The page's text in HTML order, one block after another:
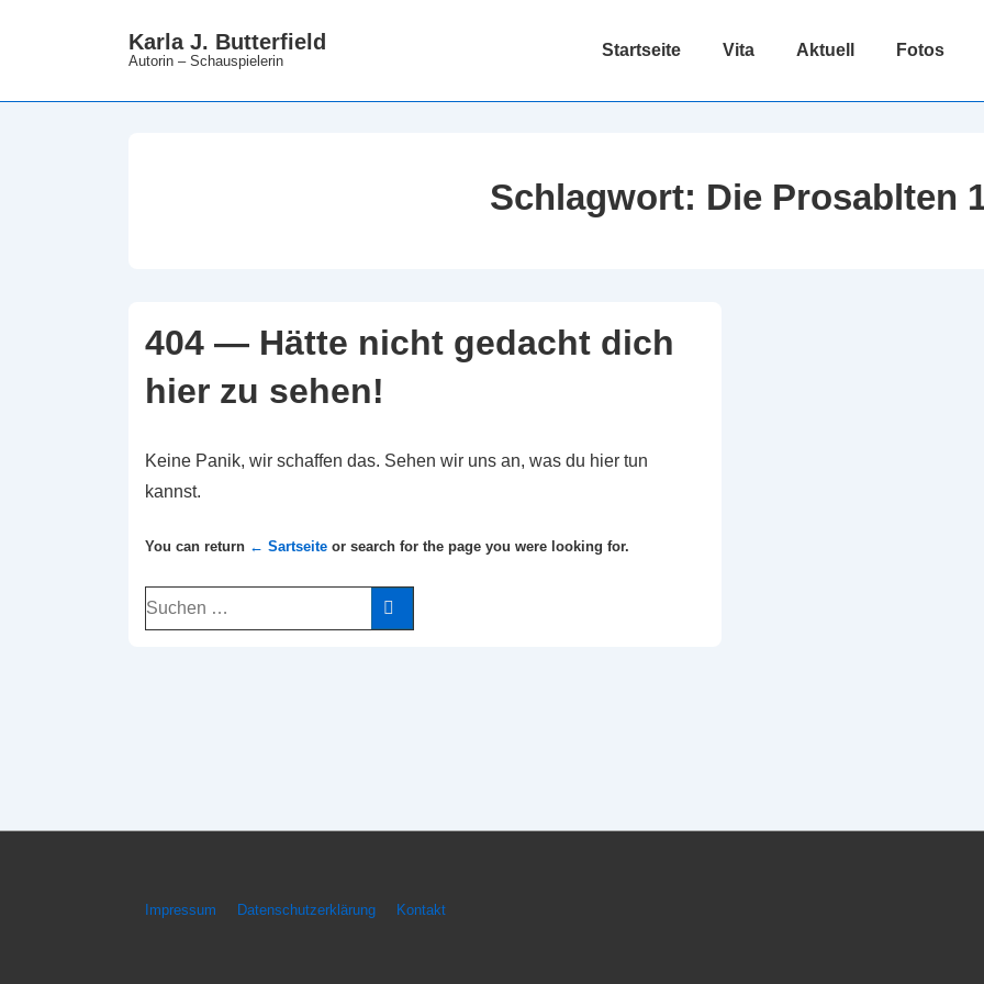
Karla J. Butterfield
Autorin – Schauspielerin
Hauptnavigation
Startseite Vita Aktuell Fotos
Schlagwort: Die Prosablten
404 — Hätte nicht gedacht dich
hier zu sehen!
Keine Panik, wir schaffen das. Sehen wir uns an, was du hier tun
kannst.
You can return ← Sartseite or search for the page you were looking for.
Suchen
nach:
Footer-
Impressum Datenschutzerklärung Kontakt